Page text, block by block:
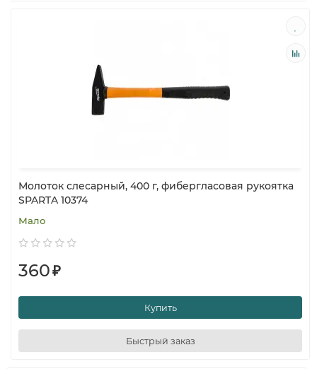
Молоток слесарный, 400 г, фибергласовая рукоятка
SPARTA 10374
Мало
360₽
Купить
Быстрый заказ